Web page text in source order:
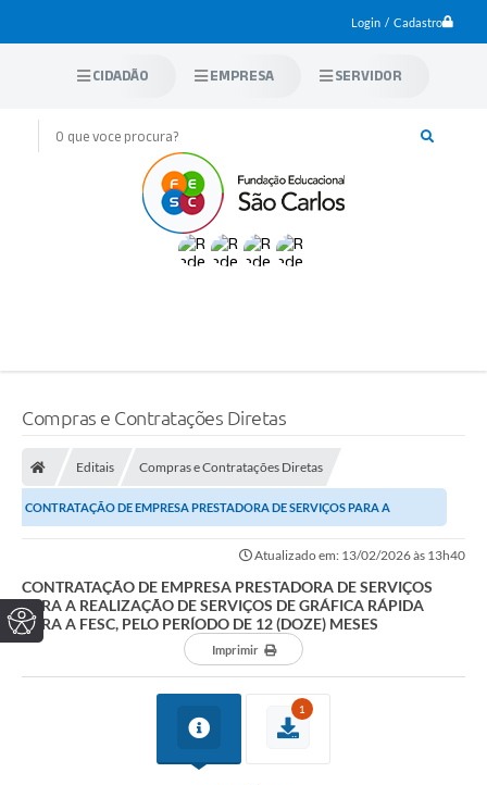
Login / Cadastro
CIDADÃO EMPRESA SERVIDOR
Compras e Contratações Diretas
Editais Compras e Contratações Diretas
CONTRATAÇÃO DE EMPRESA PRESTADORA DE SERVIÇOS PARA A
REALIZAÇÃO DE SERVIÇOS DE GRÁFICA RÁPIDA PARA A FESC,...
Atualizado em: 13/02/2026 às 13h40
CONTRATAÇÃO DE EMPRESA PRESTADORA DE SERVIÇOS
PARA A REALIZAÇÃO DE SERVIÇOS DE GRÁFICA RÁPIDA
PARA A FESC, PELO PERÍODO DE 12 (DOZE) MESES
Imprimir
1